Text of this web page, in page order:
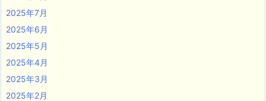
2025年7月
2025年6月
2025年5月
2025年4月
2025年3月
2025年2月